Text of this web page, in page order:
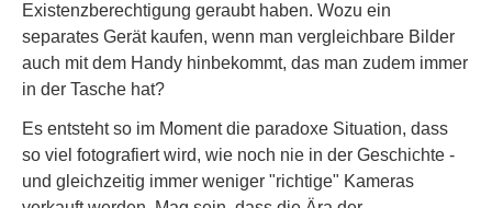
Existenzberechtigung geraubt haben. Wozu ein
separates Gerät kaufen, wenn man vergleichbare Bilder
auch mit dem Handy hinbekommt, das man zudem immer
in der Tasche hat?
Es entsteht so im Moment die paradoxe Situation, dass
so viel fotografiert wird, wie noch nie in der Geschichte -
und gleichzeitig immer weniger "richtige" Kameras